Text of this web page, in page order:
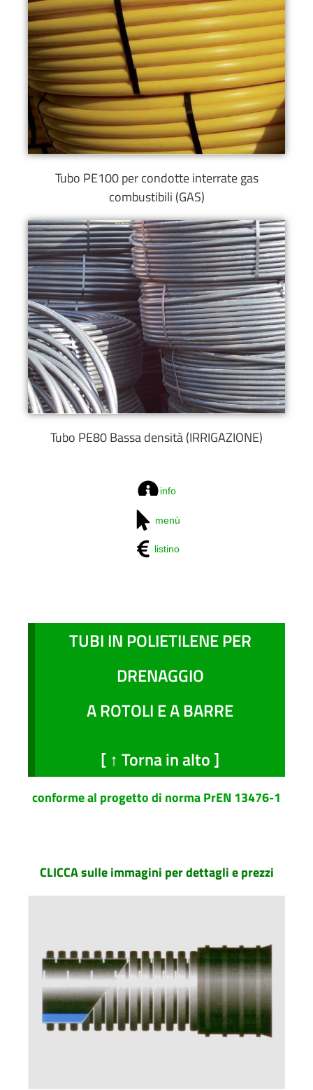
Tubo PE100 per condotte interrate gas
combustibili (GAS)
Tubo PE80 Bassa densità (IRRIGAZIONE)
info
menù
listino
TUBI IN POLIETILENE PER
DRENAGGIO
A ROTOLI E A BARRE
[ ↑ Torna in alto ]
conforme al progetto di norma PrEN 13476-1
CLICCA sulle immagini per dettagli e prezzi